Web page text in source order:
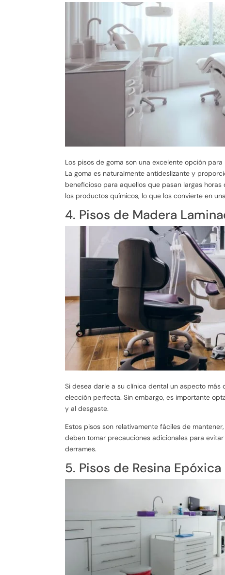
Los pisos de goma son una excelente opción
La goma es naturalmente antideslizante y
beneficioso para aquellos que pasan largas
los productos químicos, lo que los convierte en
4. Pisos de Madera
Si desea darle a su clínica dental un aspecto
elección perfecta. Sin embargo, es importante
y al desgaste.
Estos pisos son relativamente fáciles de
deben tomar precauciones adicionales para
derrames.
5. Pisos de Resina Epóxica